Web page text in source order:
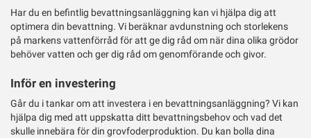
Har du en befintlig bevattningsanläggning kan vi hjälpa dig att
optimera din bevattning. Vi beräknar avdunstning och storlekens
på markens vattenförråd för att ge dig råd om när dina olika grödor
behöver vatten och ger dig råd om genomförande och givor.
Inför en investering
Går du i tankar om att investera i en bevattningsanläggning? Vi kan
hjälpa dig med att uppskatta ditt bevattningsbehov och vad det
skulle innebära för din grovfoderproduktion. Du kan bolla dina